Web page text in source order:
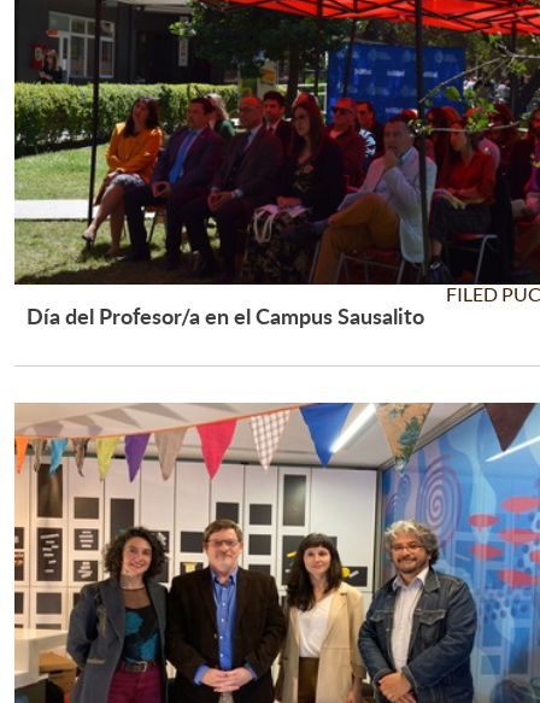
Leer Más +
Día del Profesor/a en el Campus Sausalito
FILED